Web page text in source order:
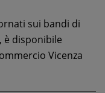
sui bandi di
è disponibile
Vicenza